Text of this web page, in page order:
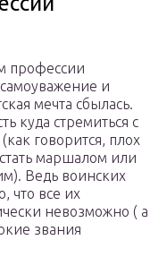
профессии
и
мечта сбылась.
куда стремиться с
говорится, плох
маршалом или
Ведь воинских
что все их
невозможно ( а
звания